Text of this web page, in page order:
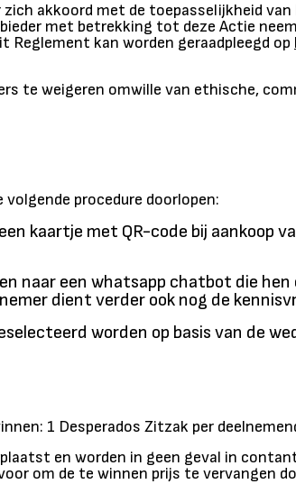
akkoord met de toepasselijkheid
met betrekking tot deze Actie
kan worden geraadpleegd op
te weigeren omwille van ethische,
procedure doorlopen:
kaartje met QR-code bij aankoop
naar een whatsapp chatbot die
dient verder ook nog de
worden op basis van de
1 Desperados Zitzak per
en worden in geen geval in
om de te winnen prijs te vervangen